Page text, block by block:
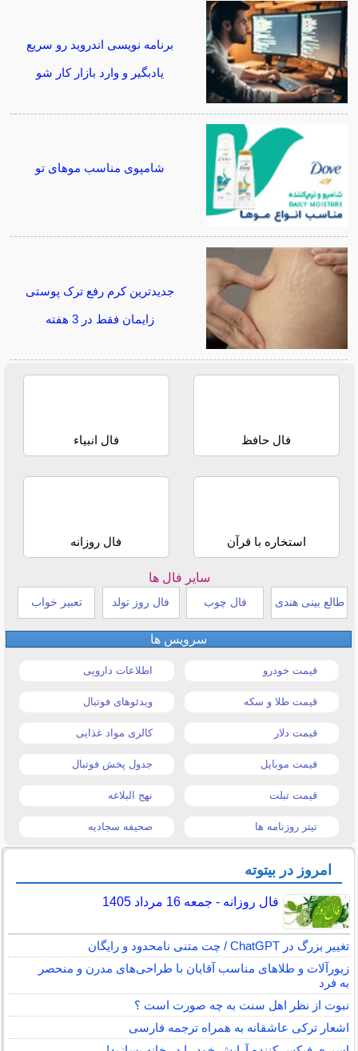
برنامه نویسی اندروید رو سریع
یادبگیر و وارد بازار کار شو
شامپوی مناسب موهای تو
جدیدترین کرم رفع ترک پوستی
زایمان فقط در 3 هفته
فال حافظ فال انبیاء
استخاره با قرآن فال روزانه
سایر فال ها
طالع بینی هندی فال چوب فال روز تولد تعبیر خواب
سرویس ها
قیمت خودرو اطلاعات دارویی
قیمت طلا و سکه ویدئوهای فوتبال
قیمت دلار کالری مواد غذایی
قیمت موبایل جدول پخش فوتبال
قیمت تبلت نهج البلاغه
تیتر روزنامه ها صحیفه سجادیه
امروز در بیتوته
فال روزانه - جمعه 16 مرداد 1405
تغییر بزرگ در ChatGPT / چت متنی نامحدود و رایگان
زیورآلات و طلاهای مناسب آقایان با طراحی‌های مدرن و منحصر
به فرد
نبوت از نظر اهل سنت به چه صورت است ؟
اشعار ترکی عاشقانه به همراه ترجمه فارسی